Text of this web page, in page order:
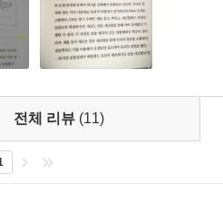
리스퍼 특허 전쟁 중!
이후에 무엇이 있나
. 한국의 경우 2000년대에 황우석
에 대한 신뢰가 무너졌고, 이는 강
기술은 상용화에 매우 근접해 있
전체 리뷰 (11)